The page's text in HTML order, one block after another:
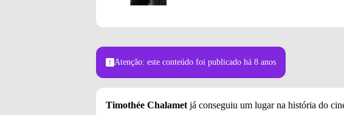
Atenção: este conteúdo foi publicado há 8 anos
Timothée Chalamet já conseguiu um lugar na história do